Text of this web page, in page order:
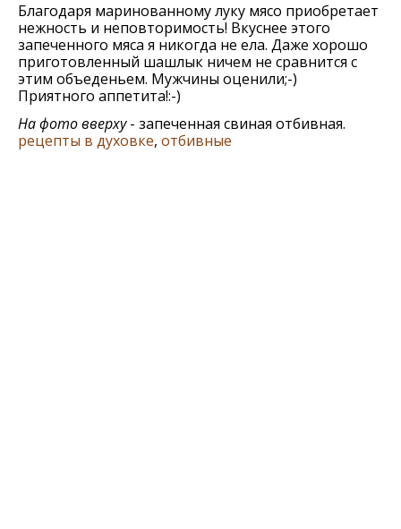
Благодаря маринованному луку мясо приобретает
нежность и неповторимость! Вкуснее этого
запеченного мяса я никогда не ела. Даже хорошо
приготовленный шашлык ничем не сравнится с
этим объеденьем. Мужчины оценили;-)
Приятного аппетита!:-)
На фото вверху- запеченная свиная отбивная.
рецепты в духовке, отбивные